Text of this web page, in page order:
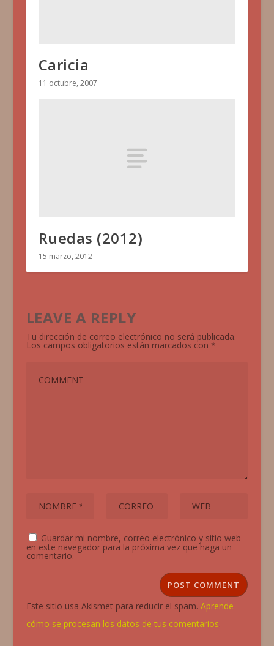
Caricia
11 octubre, 2007
Ruedas (2012)
15 marzo, 2012
LEAVE A REPLY
Tu dirección de correo electrónico no será publicada.
Los campos obligatorios están marcados con *
Guardar mi nombre, correo electrónico y sitio web
en este navegador para la próxima vez que haga un
comentario.
Este sitio usa Akismet para reducir el spam. Aprende
cómo se procesan los datos de tus comentarios.